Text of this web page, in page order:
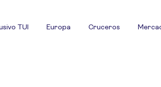
TUI Europa Cruceros